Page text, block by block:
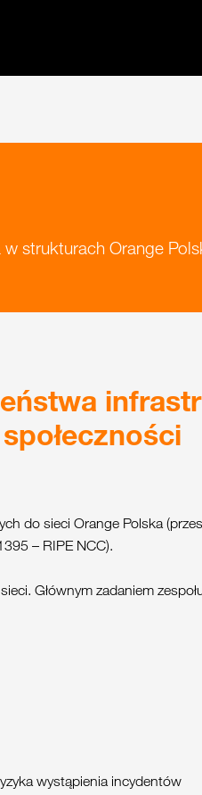
strukturach Orange
do sieci Orange Polska
– RIPE NCC).
Głównym zadaniem
wystąpienia incydentów